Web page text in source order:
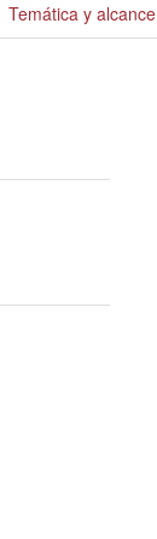
Temática y alcance